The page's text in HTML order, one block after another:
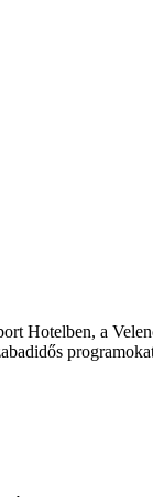
Hotelben, a